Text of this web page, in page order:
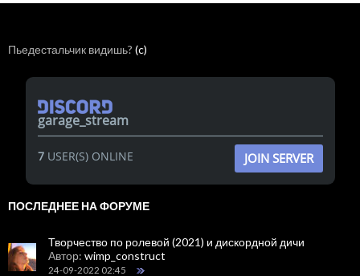
Пьедестальчик видишь? (c)
garage_stream
7USER(S) ONLINE JOIN SERVER
ПОСЛЕДНЕЕ НА ФОРУМЕ
Творчество по ролевой (2021) и дискордной дичи
Автор: wimp_construct
24-09-2022 02:45